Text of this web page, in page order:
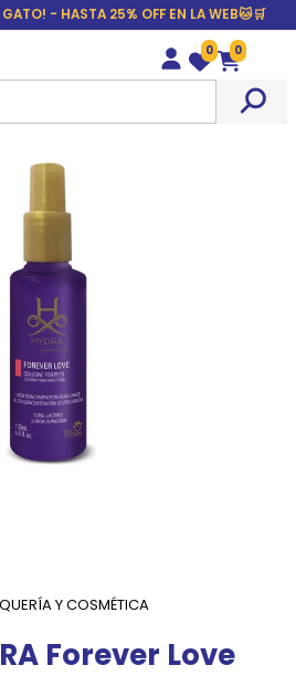
GATO! - HASTA 25% OFF EN LA WEB🐱🛒
Wishlist
0
Carrito
0
Y COSMÉTICA
Forever Love